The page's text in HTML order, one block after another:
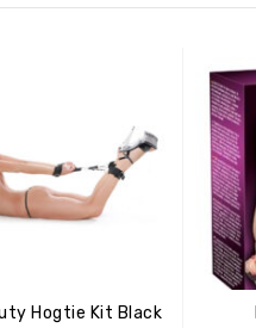
Hogtie Kit Black